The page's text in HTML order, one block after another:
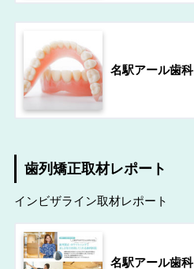
名駅アール歯
歯列矯正取材レポート
インビザライン取材レポート
名駅アール歯